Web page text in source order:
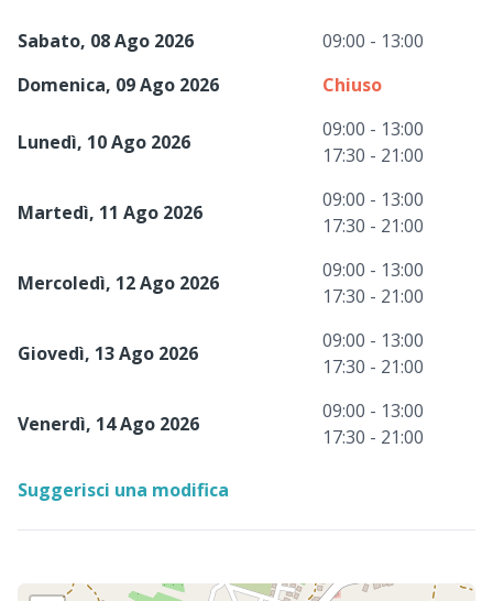
Sabato, 08 Ago 2026
09:00 - 13:00
Domenica, 09 Ago 2026
Chiuso
Lunedì, 10 Ago 2026
09:00 - 13:00
17:30 - 21:00
Martedì, 11 Ago 2026
09:00 - 13:00
17:30 - 21:00
Mercoledì, 12 Ago 2026
09:00 - 13:00
17:30 - 21:00
Giovedì, 13 Ago 2026
09:00 - 13:00
17:30 - 21:00
Venerdì, 14 Ago 2026
09:00 - 13:00
17:30 - 21:00
Suggerisci una modifica